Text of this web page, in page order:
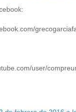
user/